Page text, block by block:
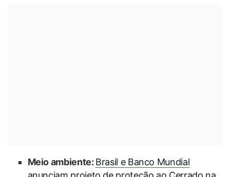
Meio ambiente: Brasil e Banco Mundial